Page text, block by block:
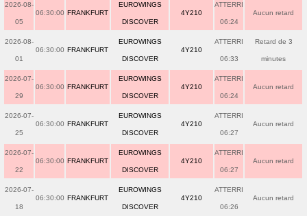
2026-08-
05
06:30:00 FRANKFURT
EUROWINGS
DISCOVER
4Y210
ATTERRI
06:24
Aucun retard
2026-08-
01
06:30:00 FRANKFURT
EUROWINGS
DISCOVER
4Y210
ATTERRI
06:33
Retard de 3
minutes
2026-07-
29
06:30:00 FRANKFURT
EUROWINGS
DISCOVER
4Y210
ATTERRI
06:24
Aucun retard
2026-07-
25
06:30:00 FRANKFURT
EUROWINGS
DISCOVER
4Y210
ATTERRI
06:27
Aucun retard
2026-07-
22
06:30:00 FRANKFURT
EUROWINGS
DISCOVER
4Y210
ATTERRI
06:27
Aucun retard
2026-07-
18
06:30:00 FRANKFURT
EUROWINGS
DISCOVER
4Y210
ATTERRI
06:26
Aucun retard